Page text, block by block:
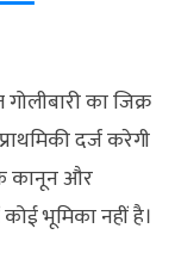
का जिक्र
दर्ज करेगी
कानून और
भूमिका नहीं है।